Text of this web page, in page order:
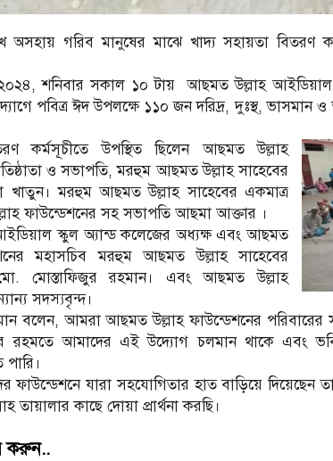
অসহায় গরিব মানুষের মাঝে খাদ্য সহায়তা বিতরণ
শনিবার সকাল ১০ টায় আছমত উল্লাহ আইডিয়াল
পবিত্র ঈদ উপলক্ষে ১১০ জন দরিদ্র, দুঃস্থ, ভাসমান
কর্মসূচীতে উপস্থিত ছিলেন আছমত উল্লাহ
ও সভাপতি, মরহুম আছমত উল্লাহ সাহেবের
খাতুন। মরহুম আছমত উল্লাহ সাহেবের একমাত্র
ফাউন্ডেশনের সহ সভাপতি আছমা আক্তার ।
স্কুল অ্যান্ড কলেজের অধ্যক্ষ এবং আছমত
মহাসচিব মরহুম আছমত উল্লাহ সাহেবের
মোস্তাফিজুর রহমান। এবং আছমত উল্লাহ
সদস্যবৃন্দ।
বলেন, আমরা আছমত উল্লাহ ফাউন্ডেশনের
রহমতে আমাদের এই উদ্যোগ চলমান থাকে এবং
ফাউন্ডেশনে যারা সহযোগিতার হাত বাড়িয়ে দিয়েছেন
তায়ালার কাছে দোয়া প্রার্থনা করছি।
করুন..